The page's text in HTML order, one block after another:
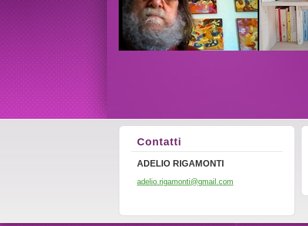
Contatti
ADELIO RIGAMONTI
adelio.rigamonti@gmail.com